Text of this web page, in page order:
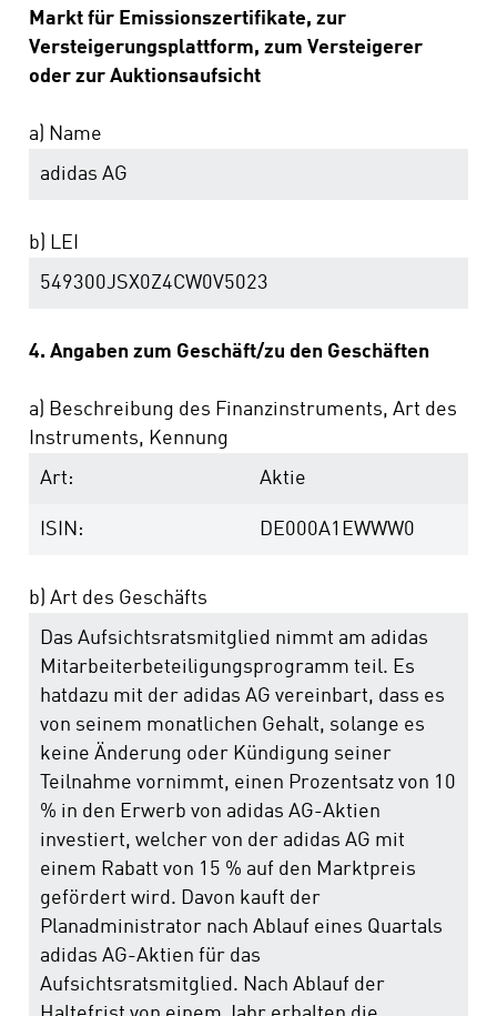
Markt für Emissionszertifikate, zur
Versteigerungsplattform, zum Versteigerer
oder zur Auktionsaufsicht
a) Name
adidas AG
b) LEI
549300JSX0Z4CW0V5023
4. Angaben zum Geschäft/zu den Geschäften
a) Beschreibung des Finanzinstruments, Art des
Instruments, Kennung
Art:
Aktie
ISIN: DE000A1EWWW0
b) Art des Geschäfts
Das Aufsichtsratsmitglied nimmt am adidas
Mitarbeiterbeteiligungsprogramm teil. Es
hatdazu mit der adidas AG vereinbart, dass es
von seinem monatlichen Gehalt, solange es
keine Änderung oder Kündigung seiner
Teilnahme vornimmt, einen Prozentsatz von 10
% in den Erwerb von adidas AG-Aktien
investiert, welcher von der adidas AG mit
einem Rabatt von 15 % auf den Marktpreis
gefördert wird. Davon kauft der
Planadministrator nach Ablauf eines Quartals
adidas AG-Aktien für das
Aufsichtsratsmitglied. Nach Ablauf der